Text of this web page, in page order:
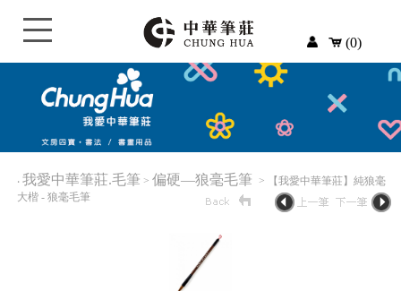
(0)
‧ 我愛中華筆莊.毛筆 > 偏硬—狼毫毛筆
> 【我愛中華筆莊】純狼毫
大楷 - 狼毫毛筆